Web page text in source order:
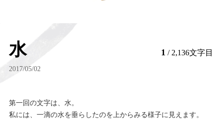
水 1 / 2,136文字目
2017/05/02
第一回の文字は、水。
私には、一滴の水を垂らしたのを上からみる様子に見えます。